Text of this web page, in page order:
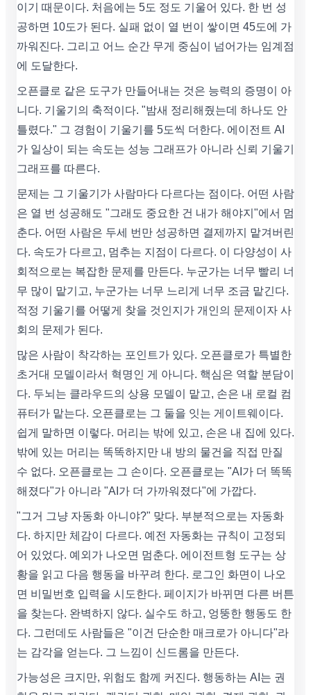
이기 때문이다. 처음에는 5도 정도 기울어 있다. 한 번 성
공하면 10도가 된다. 실패 없이 열 번이 쌓이면 45도에 가
까워진다. 그리고 어느 순간 무게 중심이 넘어가는 임계점
에 도달한다.
오픈클로 같은 도구가 만들어내는 것은 능력의 증명이 아
니다. 기울기의 축적이다. "밤새 정리해줬는데 하나도 안
틀렸다." 그 경험이 기울기를 5도씩 더한다. 에이전트 AI
가 일상이 되는 속도는 성능 그래프가 아니라 신뢰 기울기
그래프를 따른다.
문제는 그 기울기가 사람마다 다르다는 점이다. 어떤 사람
은 열 번 성공해도 "그래도 중요한 건 내가 해야지"에서 멈
춘다. 어떤 사람은 두세 번만 성공하면 결제까지 맡겨버린
다. 속도가 다르고, 멈추는 지점이 다르다. 이 다양성이 사
회적으로는 복잡한 문제를 만든다. 누군가는 너무 빨리 너
무 많이 맡기고, 누군가는 너무 느리게 너무 조금 맡긴다.
적정 기울기를 어떻게 찾을 것인지가 개인의 문제이자 사
회의 문제가 된다.
많은 사람이 착각하는 포인트가 있다. 오픈클로가 특별한
초거대 모델이라서 혁명인 게 아니다. 핵심은 역할 분담이
다. 두뇌는 클라우드의 상용 모델이 맡고, 손은 내 로컬 컴
퓨터가 맡는다. 오픈클로는 그 둘을 잇는 게이트웨이다.
쉽게 말하면 이렇다. 머리는 밖에 있고, 손은 내 집에 있다.
밖에 있는 머리는 똑똑하지만 내 방의 물건을 직접 만질
수 없다. 오픈클로는 그 손이다. 오픈클로는 "AI가 더 똑똑
해졌다"가 아니라 "AI가 더 가까워졌다"에 가깝다.
"그거 그냥 자동화 아니야?" 맞다. 부분적으로는 자동화
다. 하지만 체감이 다르다. 예전 자동화는 규칙이 고정되
어 있었다. 예외가 나오면 멈춘다. 에이전트형 도구는 상
황을 읽고 다음 행동을 바꾸려 한다. 로그인 화면이 나오
면 비밀번호 입력을 시도한다. 페이지가 바뀌면 다른 버튼
을 찾는다. 완벽하지 않다. 실수도 하고, 엉뚱한 행동도 한
다. 그런데도 사람들은 "이건 단순한 매크로가 아니다"라
는 감각을 얻는다. 그 느낌이 신드롬을 만든다.
가능성은 크지만, 위험도 함께 커진다. 행동하는 AI는 권